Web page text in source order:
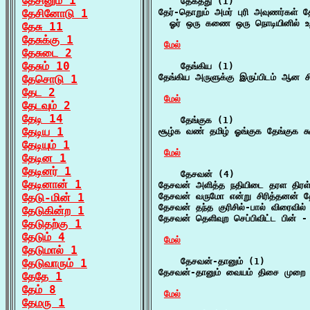
தேசினோடு 1
தேசு 11
தேசுக்கு 1
தேசுடை 2
தேசும் 10
தேசொடு 1
தேட 2
தேடவும் 2
தேடி 14
தேடிய 1
தேடியும் 1
தேடின 1
தேடினர் 1
தேடினான் 1
தேடு-மின் 1
தேடுகின்ற 1
தேடுதற்கு 1
தேடும் 4
தேடுமால் 1
தேடுவாரும் 1
தேதே 1
தேம் 8
தேமரு 1
தேர்-தொறும் அமர் புரி அவுணர்கள்
ஓர் ஒரு கணை ஒரு நொடியினில்
மேல்
    தேங்கிய (1)
தேங்கிய அருளுக்கு இருப்பிடம் ஆன
மேல்
    தேங்குக (1)
சூழ்க வண் தமிழ் ஓங்குக தேங்குக
மேல்
    தேசவன் (4)
தேசவன் அளித்த நதியிடை தரள
தேசவன் வருமோ என்று சிரித்தனன்
தேசவன் தந்த குரிசில்-பால்
தேசவன் தெளிவுற செப்பிவிட்ட பின் -
மேல்
    தேசவன்-தானும் (1)
தேசவன்-தானும் வையம் திசை முறை
மேல்